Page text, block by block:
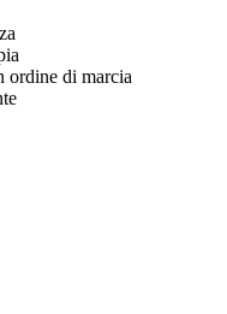
ordine di marcia